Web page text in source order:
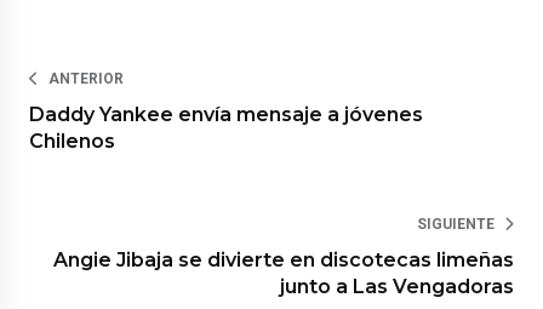
ANTERIOR
Daddy Yankee envía mensaje a jóvenes
Chilenos
SIGUIENTE
Angie Jibaja se divierte en discotecas limeñas
junto a Las Vengadoras